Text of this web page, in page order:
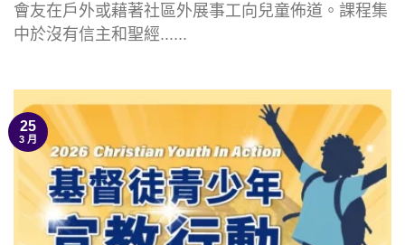
會友在戶外或藉著社區外展事工向兒童佈道。課程集
中於沒有信主和聖經......
25
3 月